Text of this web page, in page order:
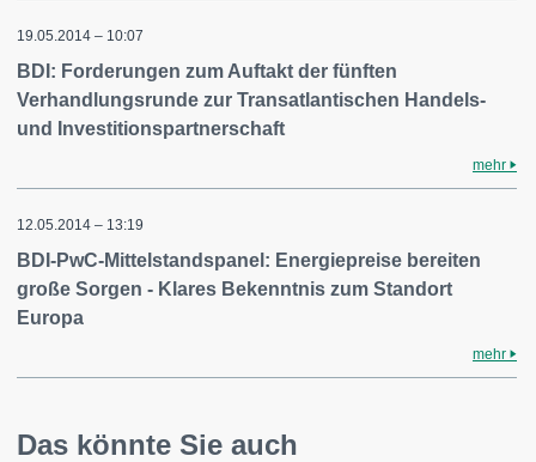
19.05.2014 – 10:07
BDI: Forderungen zum Auftakt der fünften
Verhandlungsrunde zur Transatlantischen Handels-
und Investitionspartnerschaft
mehr
12.05.2014 – 13:19
BDI-PwC-Mittelstandspanel: Energiepreise bereiten
große Sorgen - Klares Bekenntnis zum Standort
Europa
mehr
Das könnte Sie auch